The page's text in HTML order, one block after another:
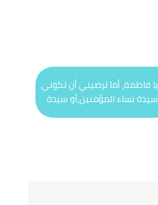
يا فاطمة، أما ترضيني أن تكوني
سيدة نساء المؤمنين،أو سيدة
نساء هذه الأمّة’(الرسول الأكرم)